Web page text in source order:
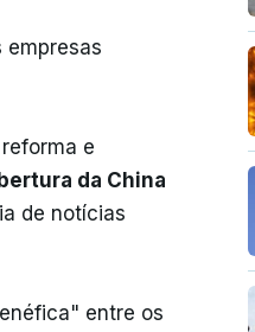
empresas
e
da China
de notícias
entre os